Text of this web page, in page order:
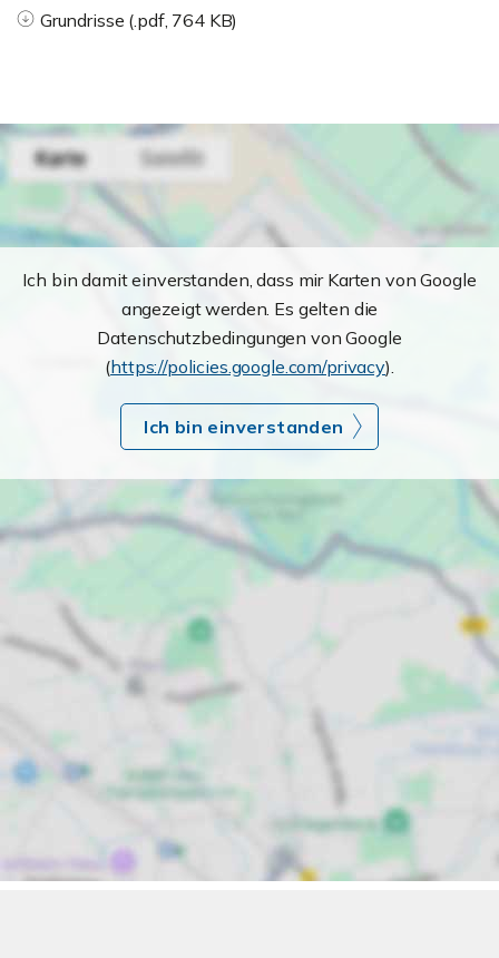
Grundrisse (.pdf, 764 KB)
Ich bin damit einverstanden, dass mir Karten von Google
angezeigt werden. Es gelten die
Datenschutzbedingungen von Google
(https://policies.google.com/privacy).
Ich bin einverstanden